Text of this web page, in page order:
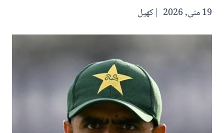
19 مئی, 2026 کھیل